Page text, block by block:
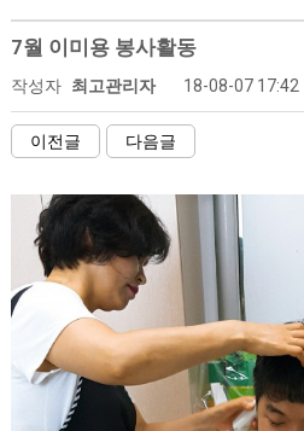
7월 이미용 봉사활동
작성자 최고관리자 18-08-07 17:42
이전글 다음글